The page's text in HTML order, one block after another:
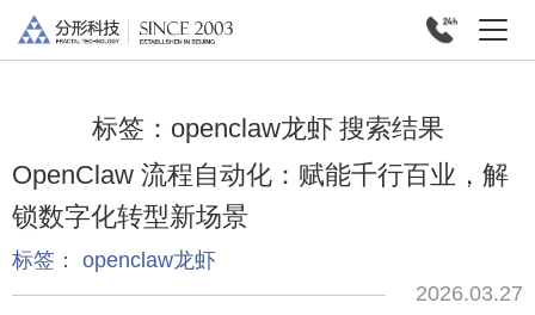
标签： openclaw龙虾 搜索结果
OpenClaw 流程自动化：赋能千行百业，解
锁数字化转型新场景
标签： openclaw龙虾
2026.03.27